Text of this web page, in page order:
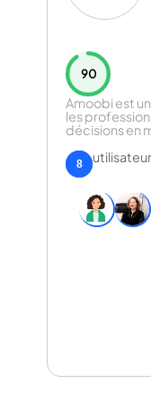
90
Amoobi est
les
décisions en
8